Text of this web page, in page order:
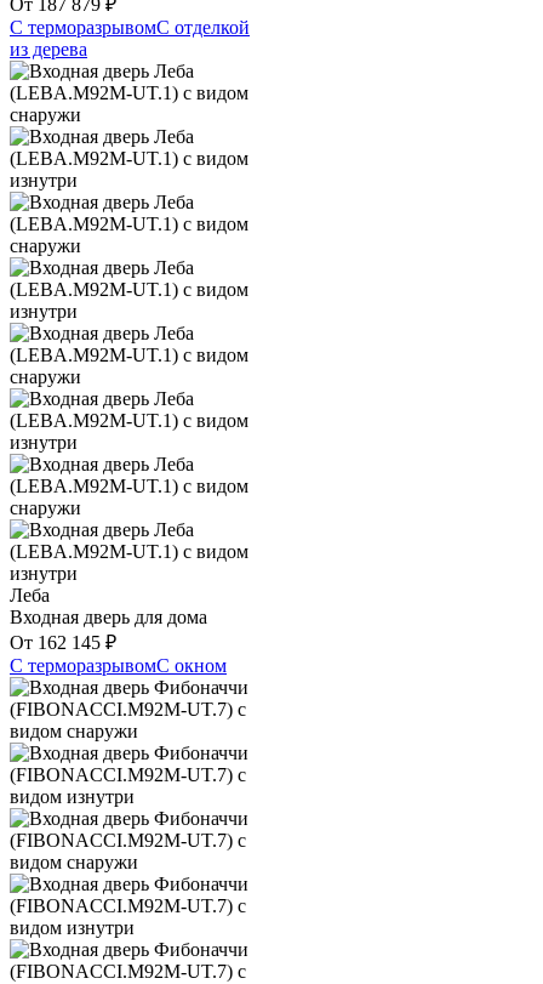
От 187 879 ₽
С терморазрывомС отделкой
из дерева
Леба
Входная дверь для дома
От 162 145 ₽
С терморазрывомС окном